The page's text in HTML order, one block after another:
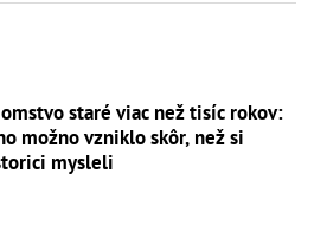
staré viac než tisíc rokov:
možno vzniklo skôr, než si
mysleli